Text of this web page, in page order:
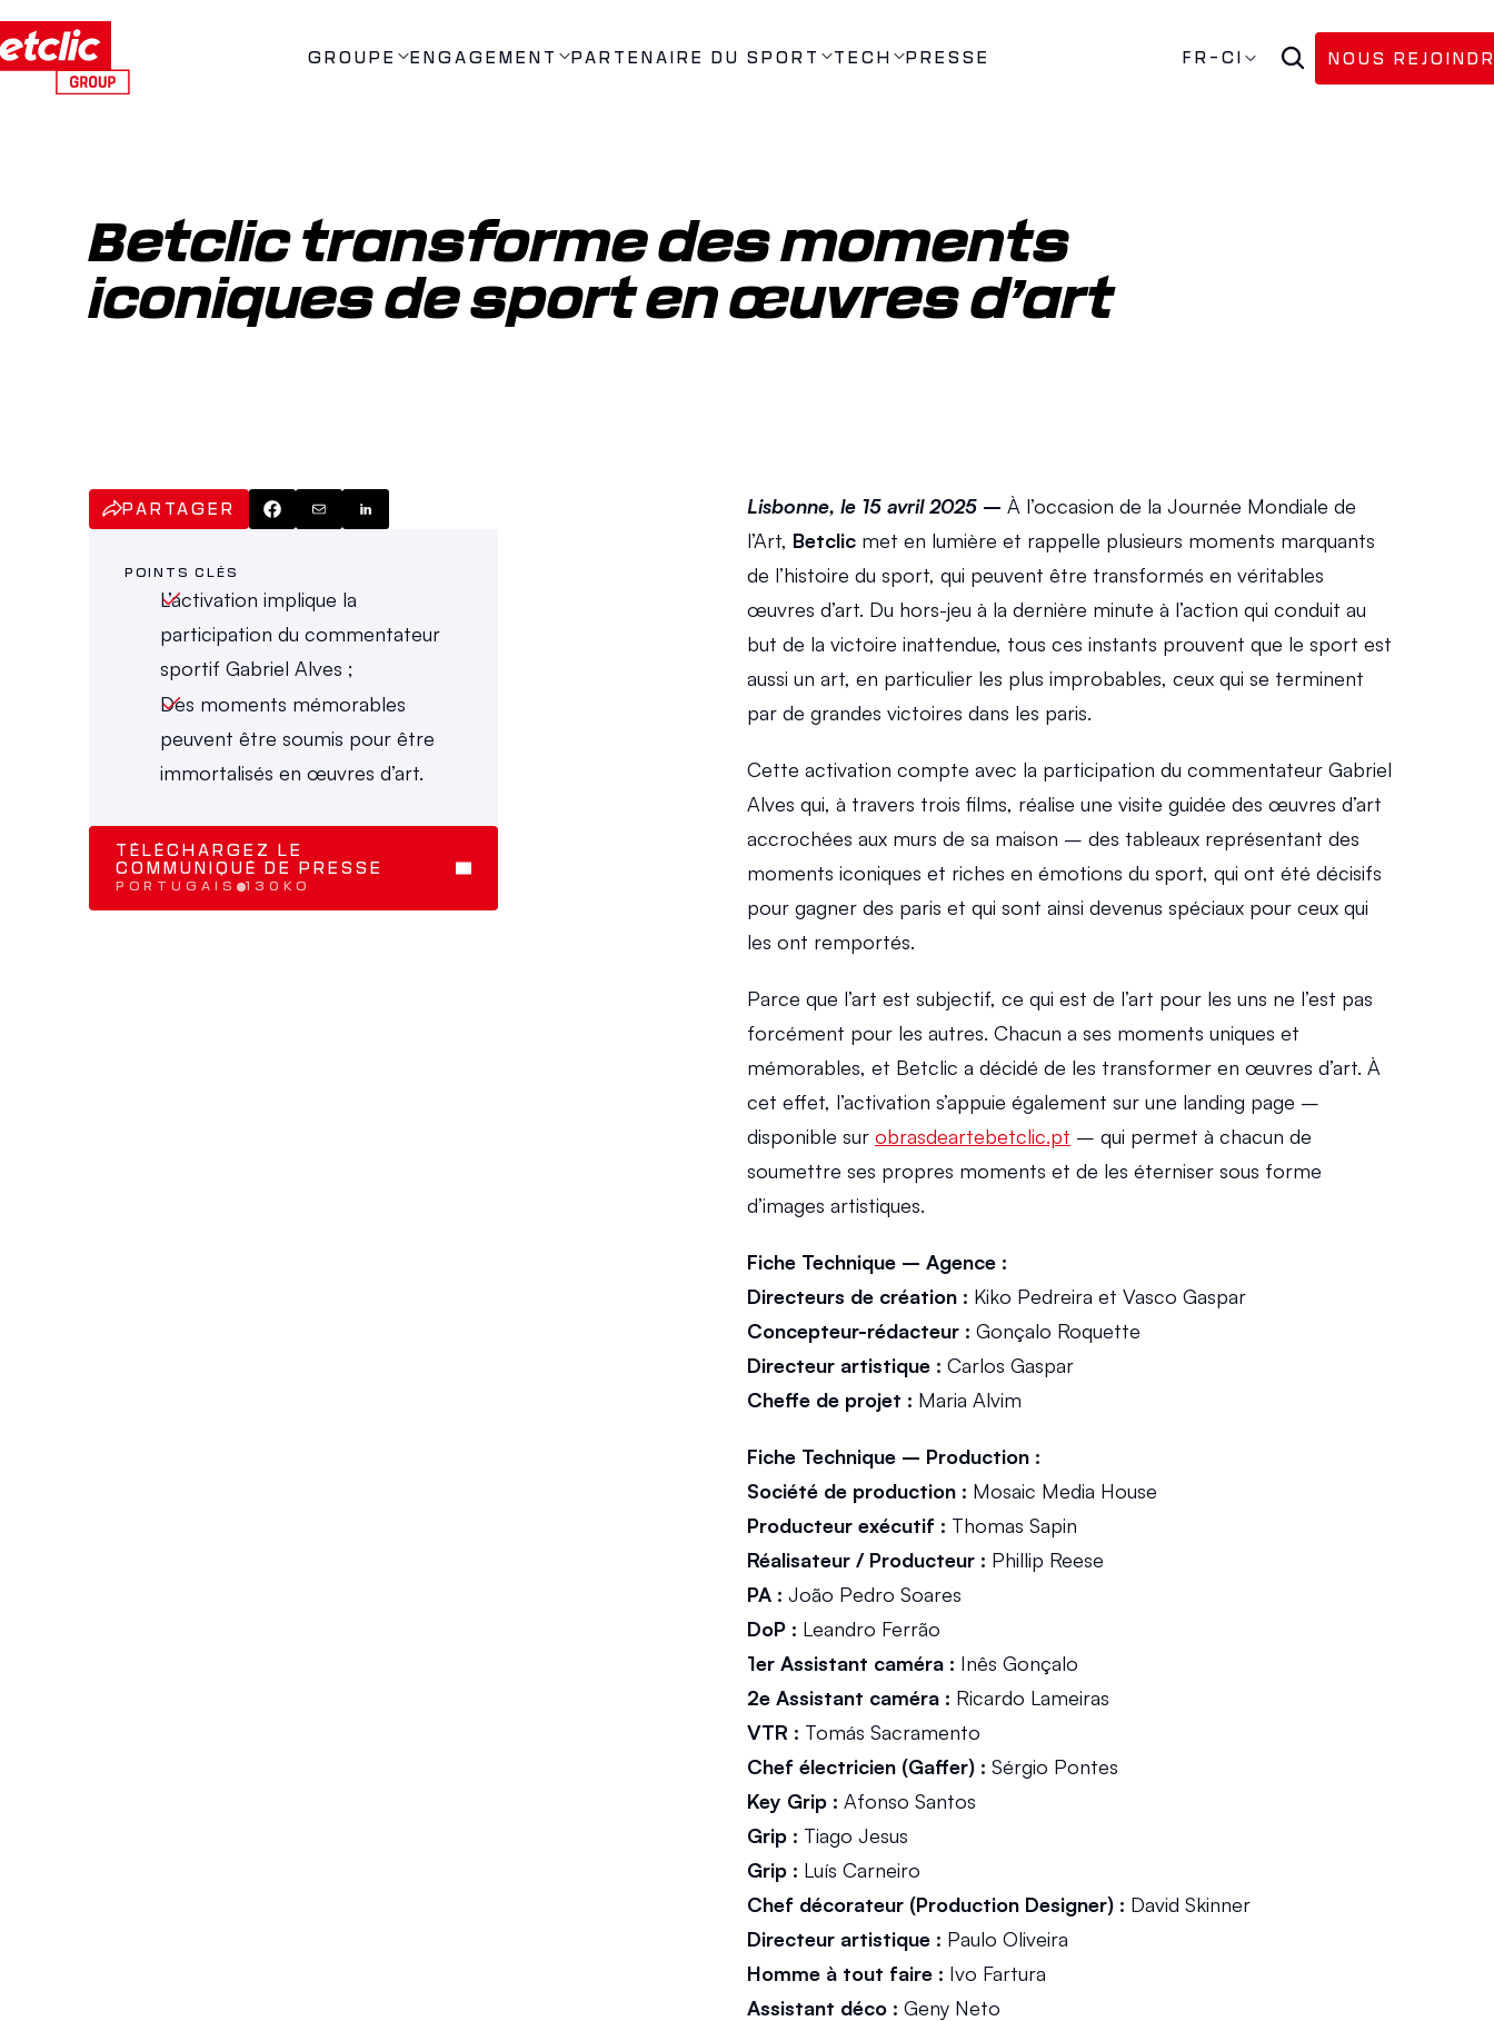
GROUPE ENGAGEMENT PARTENAIRE DU SPORT TECH PRESSE FR-CI NOUS
Betclic transforme des moments
iconiques de sport en œuvres d’art
PARTAGER
POINTS CLÉS
L’activation implique la
participation du commentateur
sportif Gabriel Alves ;
Des moments mémorables
peuvent être soumis pour être
immortalisés en œuvres d’art.
TÉLÉCHARGEZ LE
COMMUNIQUÉ DE PRESSE
PORTUGAIS 130KO
Lisbonne, le 15 avril 2025 – À l’occasion de la Journée Mondiale de
l’Art, Betclic met en lumière et rappelle plusieurs moments marquants
de l’histoire du sport, qui peuvent être transformés en véritables
œuvres d’art. Du hors-jeu à la dernière minute à l’action qui conduit au
but de la victoire inattendue, tous ces instants prouvent que le sport est
aussi un art, en particulier les plus improbables, ceux qui se terminent
par de grandes victoires dans les paris.
Cette activation compte avec la participation du commentateur Gabriel
Alves qui, à travers trois films, réalise une visite guidée des œuvres d’art
accrochées aux murs de sa maison – des tableaux représentant des
moments iconiques et riches en émotions du sport, qui ont été décisifs
pour gagner des paris et qui sont ainsi devenus spéciaux pour ceux qui
les ont remportés.
Parce que l’art est subjectif, ce qui est de l’art pour les uns ne l’est pas
forcément pour les autres. Chacun a ses moments uniques et
mémorables, et Betclic a décidé de les transformer en œuvres d’art. À
cet effet, l’activation s’appuie également sur une landing page –
disponible sur obrasdeartebetclic.pt – qui permet à chacun de
soumettre ses propres moments et de les éterniser sous forme
d’images artistiques.
Fiche Technique – Agence :
Directeurs de création : Kiko Pedreira et Vasco Gaspar
Concepteur-rédacteur : Gonçalo Roquette
Directeur artistique : Carlos Gaspar
Cheffe de projet : Maria Alvim
Fiche Technique – Production :
Société de production : Mosaic Media House
Producteur exécutif : Thomas Sapin
Réalisateur / Producteur : Phillip Reese
PA : João Pedro Soares
DoP : Leandro Ferrão
1er Assistant caméra : Inês Gonçalo
2e Assistant caméra : Ricardo Lameiras
VTR : Tomás Sacramento
Chef électricien (Gaffer) : Sérgio Pontes
Key Grip : Afonso Santos
Grip : Tiago Jesus
Grip : Luís Carneiro
Chef décorateur (Production Designer) : David Skinner
Directeur artistique : Paulo Oliveira
Homme à tout faire : Ivo Fartura
Assistant déco : Geny Neto